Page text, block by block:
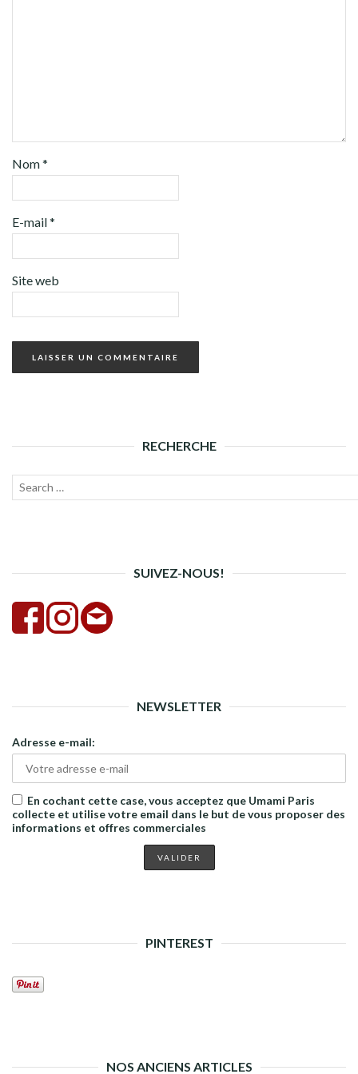
Nom*
E-mail*
Site web
RECHERCHE
Recherche
SUIVEZ-NOUS!
NEWSLETTER
Adresse e-mail:
En cochant cette case, vous acceptez que Umami Paris
collecte et utilise votre email dans le but de vous proposer des
informations et offres commerciales
PINTEREST
NOS ANCIENS ARTICLES